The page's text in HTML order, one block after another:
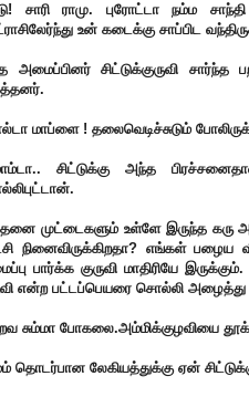
சாரி ராமு. புரோட்டா நம்ம
உன் கடைக்கு சாப்பிட
அமைப்பினர் சிட்டுக்குருவி
மாப்ளை ! தலைவெடிச்சுடும்
சிட்டுக்கு அந்த
முட்டைகளும் உள்ளே இருந்த கரு
நினைவிருக்கிறதா? எங்கள் பழைய
பார்க்க குருவி மாதிரியே
என்ற பட்டப்பெயரை சொல்லி அழைத்து
சும்மா போகலை.அம்மிக்குழவியை
தொடர்பான லேகியத்துக்கு ஏன்